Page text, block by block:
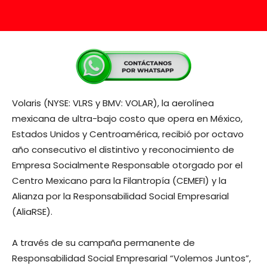
Volaris (NYSE: VLRS y BMV: VOLAR), la aerolínea
mexicana de ultra-bajo costo que opera en México,
Estados Unidos y Centroamérica, recibió por octavo
año consecutivo el distintivo y reconocimiento de
Empresa Socialmente Responsable otorgado por el
Centro Mexicano para la Filantropía (CEMEFI) y la
Alianza por la Responsabilidad Social Empresarial
(AliaRSE).
A través de su campaña permanente de
Responsabilidad Social Empresarial “Volemos Juntos”,